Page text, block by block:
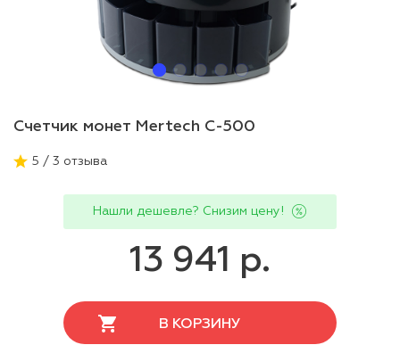
Счетчик монет Mertech C-500
5 / 3 отзыва
Нашли дешевле? Снизим цену!
13 941 р.
В КОРЗИНУ